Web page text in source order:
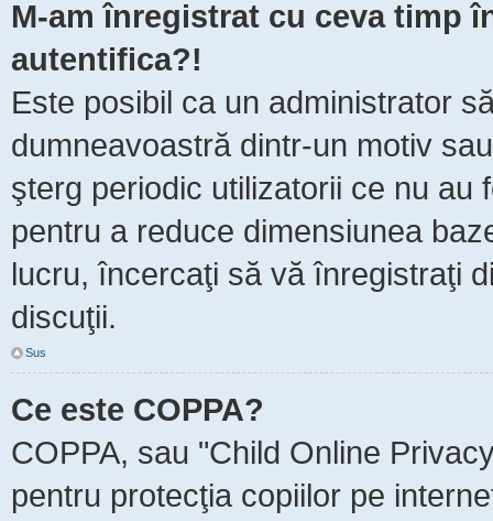
M-am înregistrat cu ceva timp
autentifica?!
Este posibil ca un administrator
dumneavoastră dintr-un motiv
şterg periodic utilizatorii ce nu au
pentru a reduce dimensiunea
lucru, încercaţi să vă înregistraţi
discuţii.
Sus
Ce este COPPA?
COPPA, sau "Child Online
pentru protecţia copiilor pe